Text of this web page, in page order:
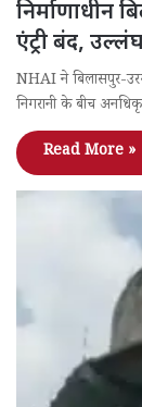
निर्माणाधीन
एंट्री बंद,
NHAI ने बिलासपुर-
निगरानी के बीच
Read More »